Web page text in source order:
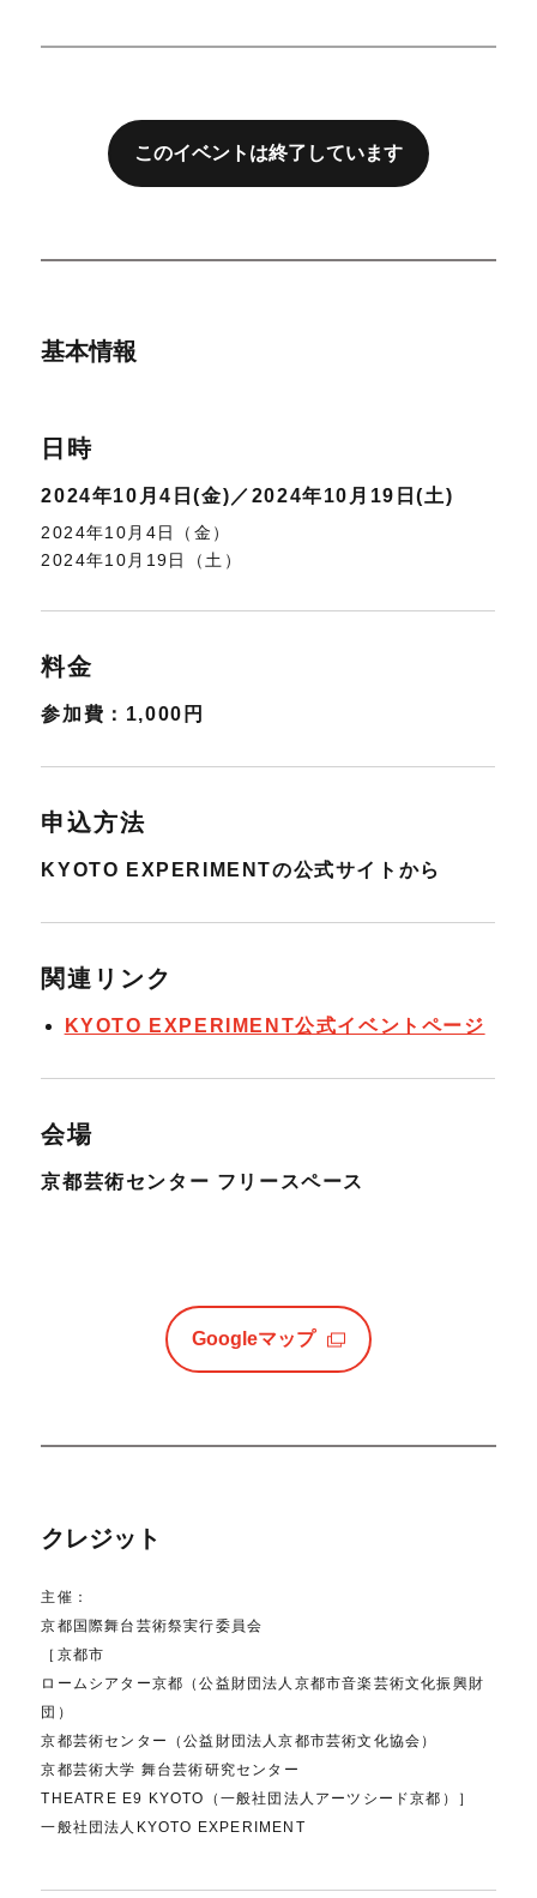
このイベントは終了しています
基本情報
日時
2024年10月4日(金) 2024年10月19日(土)
2024年10月4日（金）
2024年10月19日（土）
料金
参加費：1,000円
申込方法
KYOTO EXPERIMENTの公式サイトから
関連リンク
KYOTO EXPERIMENT公式イベントページ
会場
京都芸術センター フリースペース
Googleマップ
クレジット
主催：
京都国際舞台芸術祭実行委員会
［京都市
ロームシアター京都（公益財団法人京都市音楽芸術文化振興財
団）
京都芸術センター（公益財団法人京都市芸術文化協会）
京都芸術大学 舞台芸術研究センター
THEATRE E9 KYOTO（一般社団法人アーツシード京都）］
一般社団法人KYOTO EXPERIMENT